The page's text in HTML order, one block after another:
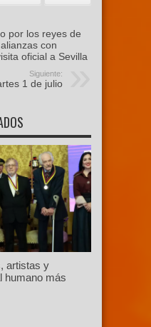
por los reyes de
con
oficial a Sevilla
Siguiente:
1 de julio
artistas y
humano más